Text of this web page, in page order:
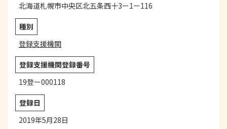
北海道札幌市中央区北五条西十3ー1ー116
種別
登録支援機関
登録支援機関登録番号
19登ー000118
登録日
2019年5月28日